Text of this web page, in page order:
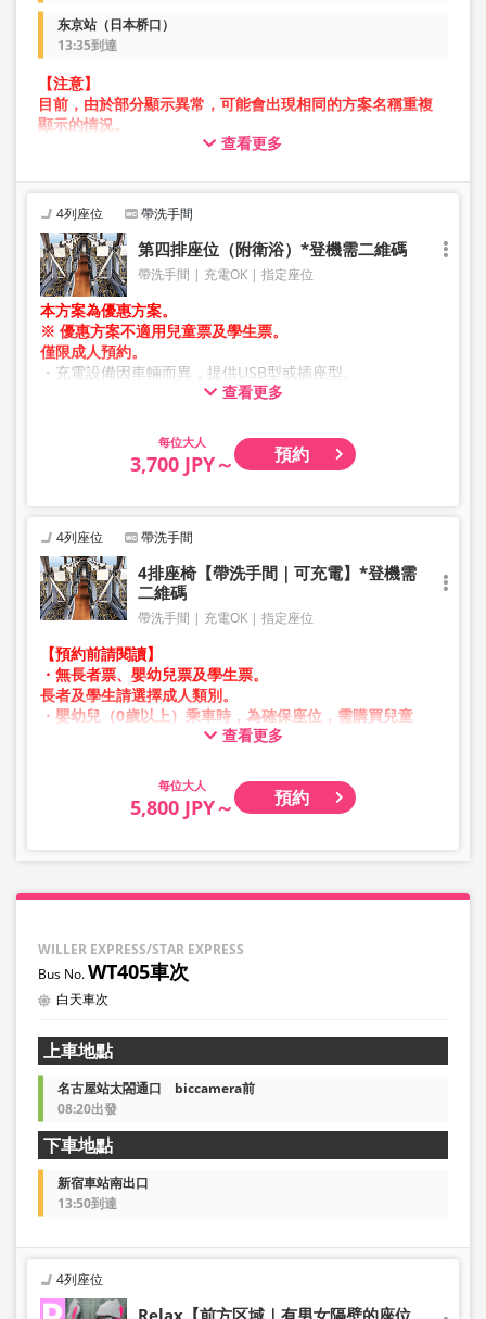
东京站（日本桥口）
13:35到達
【注意】
目前，由於部分顯示異常，可能會出現相同的方案名稱重複
顯示的情況。
在此情況下，預約操作過程中可能會發生錯誤。
案進行預約。
查看更多
4列座位 帶洗手間
第四排座位（附衛浴）*登機需二維碼
帶洗手間 充電OK 指定座位
本方案為優惠方案。
※ 優惠方案不適用兒童票及學生票。
僅限成人預約。
・充電設備因車輛而異，提供USB型或插座型。
・因加班車或車輛維修等因素，車輛及座位規格可能於未事
查看更多
大人
3,700 JPY～ 預約
4列座位 帶洗手間
4排座椅【帶洗手間｜可充電】*登機需
二維碼
帶洗手間 充電OK 指定座位
【預約前請閱讀】
・無長者票、嬰幼兒票及學生票。
長者及學生請選擇成人類別。
・嬰幼兒（0歲以上）乘車時，為確保座位，需購買兒童
・凌晨1點至5點期間因系統維護，無法進行預約。
・庫存狀況並非即時顯示。
・部分站點可能不提供相關服務。
查看更多
大人
5,800 JPY～ 預約
WILLER EXPRESS/STAR EXPRESS
WT405車次
白天車次
上車地點
名古屋站太閤通口 biccamera前
08:20出發
下車地點
新宿車站南出口
13:50到達
4列座位
Relax【前方区域｜有男女隔壁的座位